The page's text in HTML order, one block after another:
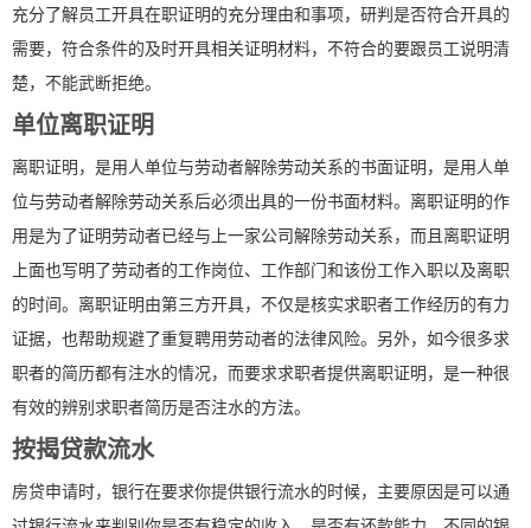
充分了解员工开具在职证明的充分理由和事项，研判是否符合开具的
需要，符合条件的及时开具相关证明材料，不符合的要跟员工说明清
楚，不能武断拒绝。
单位离职证明
离职证明，是用人单位与劳动者解除劳动关系的书面证明，是用人单
位与劳动者解除劳动关系后必须出具的一份书面材料。离职证明的作
用是为了证明劳动者已经与上一家公司解除劳动关系，而且离职证明
上面也写明了劳动者的工作岗位、工作部门和该份工作入职以及离职
的时间。离职证明由第三方开具，不仅是核实求职者工作经历的有力
证据，也帮助规避了重复聘用劳动者的法律风险。另外，如今很多求
职者的简历都有注水的情况，而要求求职者提供离职证明，是一种很
有效的辨别求职者简历是否注水的方法。
按揭贷款流水
房贷申请时，银行在要求你提供银行流水的时候，主要原因是可以通